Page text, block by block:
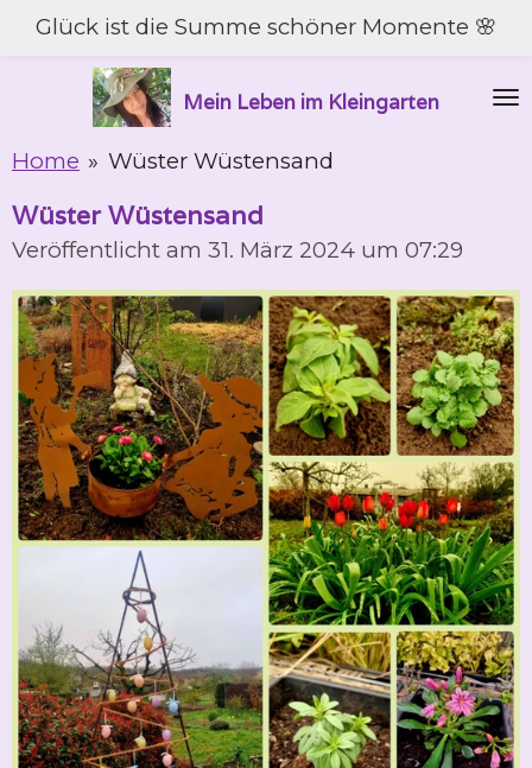
Zum
springen
Mein Leben im Kleingarten
Glück ist die Summe schöner Momente 🌸
Home » Wüster Wüstensand
Wüster Wüstensand
Veröffentlicht am 31. März 2024 um 07:29